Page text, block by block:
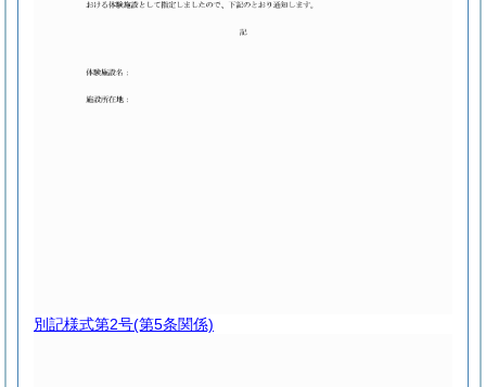
別記様式第2号(第5条関係)